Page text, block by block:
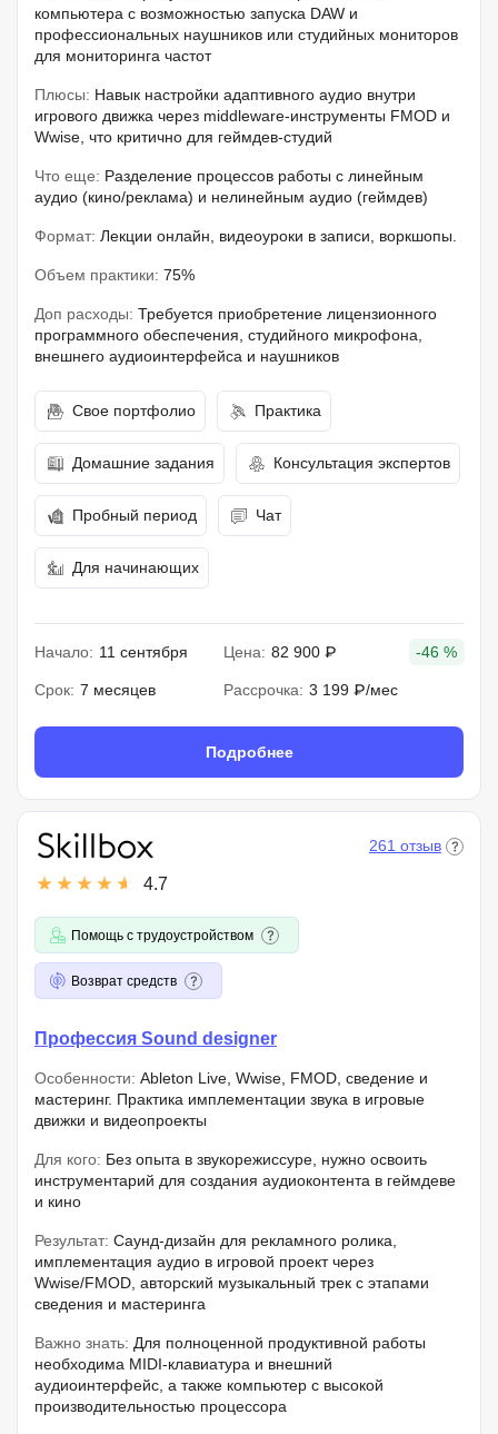
компьютера с возможностью запуска DAW и
профессиональных наушников или студийных мониторов
для мониторинга частот
Плюсы: Навык настройки адаптивного аудио внутри
игрового движка через middleware-инструменты FMOD и
Wwise, что критично для геймдев-студий
Что еще: Разделение процессов работы с линейным
аудио (кино/реклама) и нелинейным аудио (геймдев)
Формат: Лекции онлайн, видеоуроки в записи, воркшопы.
Объем практики: 75%
Доп расходы: Требуется приобретение лицензионного
программного обеспечения, студийного микрофона,
внешнего аудиоинтерфейса и наушников
Свое портфолио Практика
Домашние задания Консультация экспертов
Пробный период Чат
Для начинающих
Начало: 11 сентября Цена: 82 900 ₽ -46 %
Срок: 7 месяцев Рассрочка: 3 199 ₽/мес
Подробнее
4.7
261 отзыв
Помощь с трудоустройством
Возврат средств
Профессия Sound designer
Особенности: Ableton Live, Wwise, FMOD, сведение и
мастеринг. Практика имплементации звука в игровые
движки и видеопроекты
Для кого: Без опыта в звукорежиссуре, нужно освоить
инструментарий для создания аудиоконтента в геймдеве
и кино
Результат: Саунд-дизайн для рекламного ролика,
имплементация аудио в игровой проект через
Wwise/FMOD, авторский музыкальный трек с этапами
сведения и мастеринга
Важно знать: Для полноценной продуктивной работы
необходима MIDI-клавиатура и внешний
аудиоинтерфейс, а также компьютер с высокой
производительностью процессора